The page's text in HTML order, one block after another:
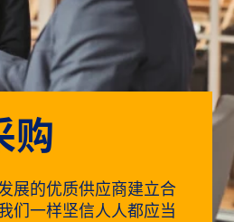
购
展的优质供应商建立合
们一样坚信人人都应当